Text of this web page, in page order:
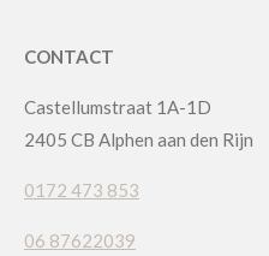
CONTACT
Castellumstraat 1A-1D
2405 CB Alphen aan den Rijn
0172 473 853
06 87622039